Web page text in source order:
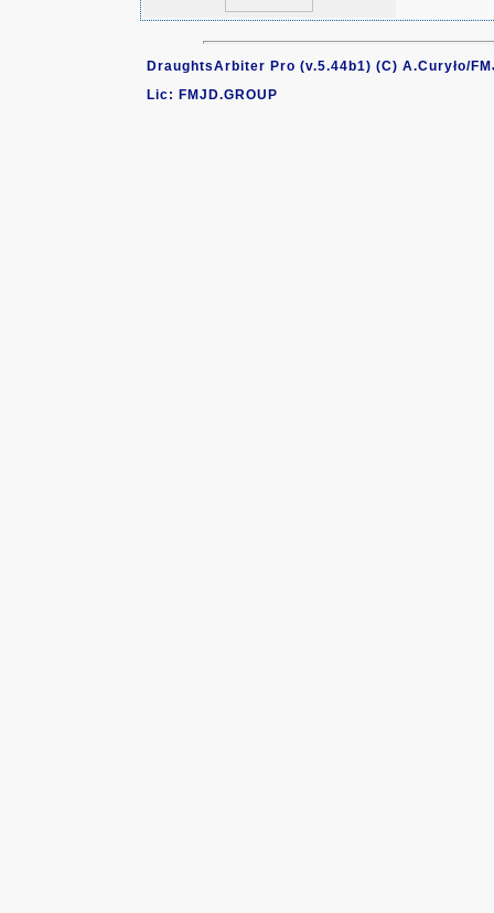
DraughtsArbiter Pro (v.5.44b1) (C) A.Curyło/
Lic: FMJD.GROUP